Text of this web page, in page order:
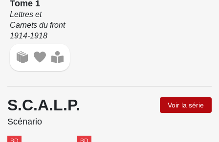
Tome 1
Lettres et
Carnets du front
1914-1918
S.C.A.L.P. Voir la série
Scénario